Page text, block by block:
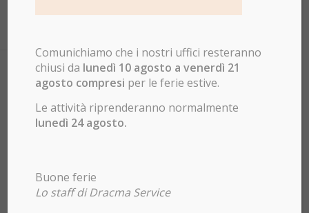
Comunichiamo che i nostri uffici resteranno
chiusi da lunedì 10 agosto a venerdì 21
agosto compresi per le ferie estive.
Le attività riprenderanno normalmente
lunedì 24 agosto.
Buone ferie
Lo staff di Dracma Service